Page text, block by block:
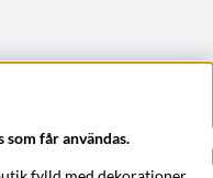
får användas.